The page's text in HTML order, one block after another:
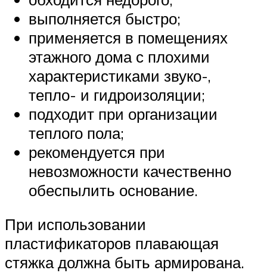
выполняется быстро;
применяется в помещениях
этажного дома с плохими
характеристиками звуко-,
тепло- и гидроизоляции;
подходит при организации
теплого пола;
рекомендуется при
невозможности качественно
обеспылить основание.
При использовании
пластификаторов плавающая
стяжка должна быть армирована.